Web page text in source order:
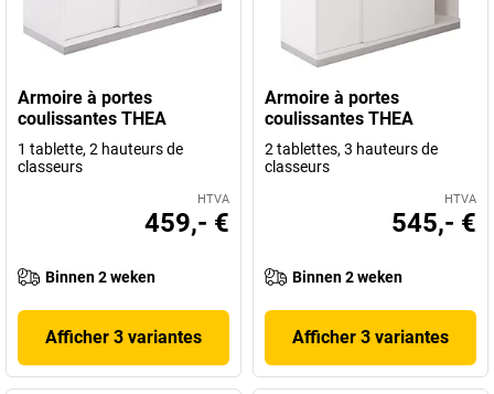
Armoire à portes
coulissantes THEA
1 tablette, 2 hauteurs de
classeurs
HTVA
459,- €
Binnen 2 weken
Afficher 3 variantes
Armoire à portes
coulissantes THEA
2 tablettes, 3 hauteurs de
classeurs
HTVA
545,- €
Binnen 2 weken
Afficher 3 variantes